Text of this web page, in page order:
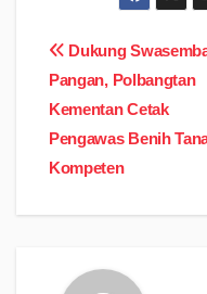
Navigasi
pos
Dukung
Pangan, Polbangtan
Kementan Cetak
Pengawas Benih
Kompeten